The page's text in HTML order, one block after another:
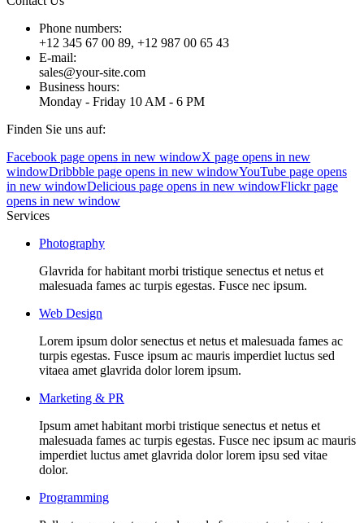
Phone numbers:
+12 345 67 00 89, +12 987 00 65 43
E-mail:
sales@your-site.com
Business hours:
Monday - Friday 10 AM - 6 PM
Finden Sie uns auf:
Facebook page opens in new windowX page opens in new
windowDribbble page opens in new windowYouTube page opens
in new windowDelicious page opens in new windowFlickr page
opens in new window
Services
Photography
Glavrida for habitant morbi tristique senectus et netus et
malesuada fames ac turpis egestas. Fusce nec ipsum.
Web Design
Lorem ipsum dolor senectus et netus et malesuada fames ac
turpis egestas. Fusce ipsum ac mauris imperdiet luctus sed
vitaea amet glavrida dolor lorem ipsum.
Marketing & PR
Ipsum amet habitant morbi tristique senectus et netus et
malesuada fames ac turpis egestas. Fusce nec ipsum ac mauris
imperdiet luctus amet glavrida dolor lorem ipsu sed vitae
dolor.
Programming